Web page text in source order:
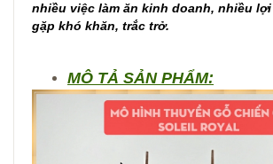
nhiều việc làm ăn kinh doanh, nhiều
gặp khó khăn, trắc trở.
MÔ TẢ SẢN PHẨM: